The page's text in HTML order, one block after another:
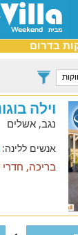
בדרום
וילה
נגב, אשלים
אנשים
בריכה, חדרי שינה 4,